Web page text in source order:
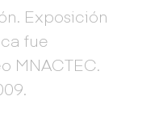
Exposición
fue
MNACTEC.